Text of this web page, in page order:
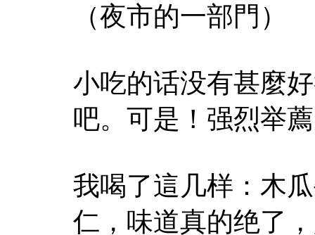
（夜市的一部門）
小吃的话没有甚麼
吧。可是！强烈举
我喝了這几样：木
仁，味道真的绝了